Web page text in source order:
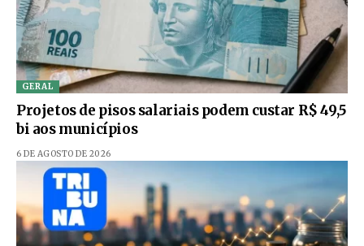
GERAL
Projetos de pisos salariais podem custar R$ 49,5
bi aos municípios
6 DE AGOSTO DE 2026